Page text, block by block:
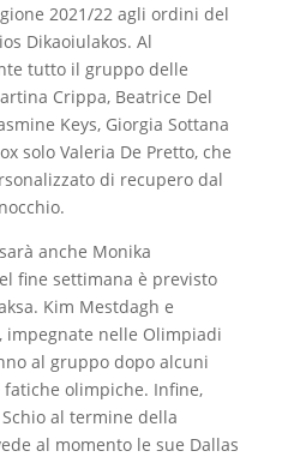
2021/22 agli ordini del
Dikaoiulakos. Al
tutto il gruppo delle
Crippa, Beatrice Del
Keys, Giorgia Sottana
solo Valeria De Pretto, che
di recupero dal
anche Monika
fine settimana è previsto
Kim Mestdagh e
impegnate nelle Olimpiadi
al gruppo dopo alcuni
olimpiche. Infine,
al termine della
al momento le sue Dallas